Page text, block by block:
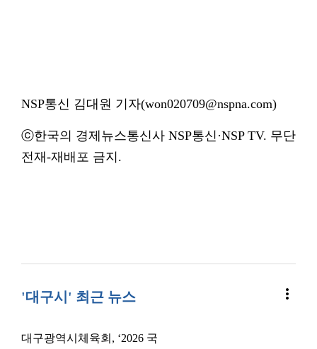
NSP통신 김대원 기자(won020709@nspna.com)
ⓒ한국의 경제뉴스통신사 NSP통신·NSP TV. 무단
전재-재배포 금지.
'대구시' 최근 뉴스 more_vert
대구광역시체육회, ‘2026 국